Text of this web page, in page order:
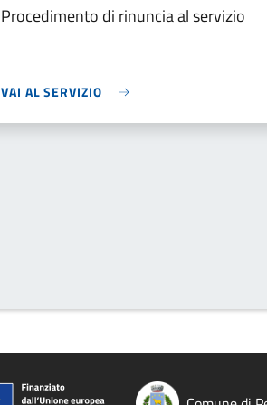
Procedimento di rinuncia al servizio
VAI AL SERVIZIO